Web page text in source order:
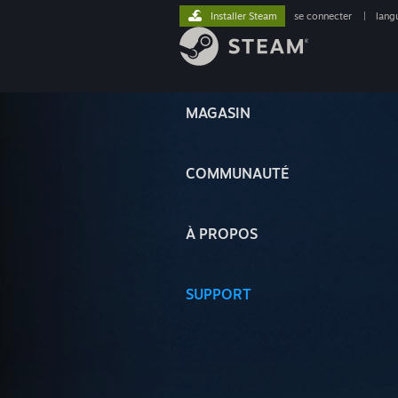
MAGASIN
COMMUNAUTÉ
À PROPOS
SUPPORT
Installer Steam se connecter